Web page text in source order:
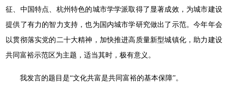
征、中国特点、杭州特色的城市学学派取得了显著成效，为城市建设
提供了有力的智力支持，也为国内城市学研究做出了示范。今年年会
以贯彻落实党的二十大精神，加快推进高质量新型城镇化，助力建设
共同富裕示范区为主题，适当其时，极有意义。
我发言的题目是“文化共富是共同富裕的基本保障”。